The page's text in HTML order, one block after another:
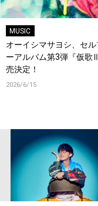
MUSIC
オーイシマサヨシ、セ
ーアルバム第3弾『仮歌
売決定！
2026/6/15